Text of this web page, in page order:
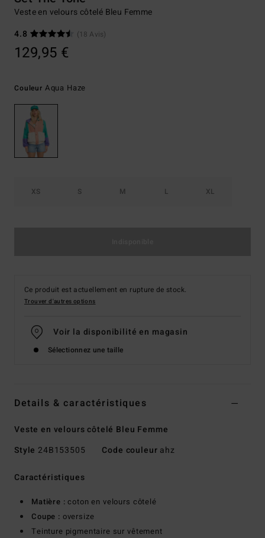
Veste en velours côtelé Bleu Femme
4.8
(18 Avis)
129,95 €
Couleur Aqua Haze
XS S M L XL
Ce produit est actuellement en rupture de stock.
Trouver d'autres options
Voir la disponibilité en magasin
Sélectionnez une taille
Details & caractéristiques
Veste en velours côtelé Bleu Femme
Style 24B153505 Code couleur ahz
Caractéristiques
Matière : coton en velours côtelé
Coupe : oversize
Teinture pigmentaire sur vêtement